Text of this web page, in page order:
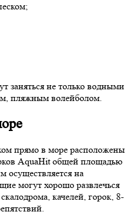
не только водными
пляжным волейболом.
прямо в море расположены
АquaHit общей площадью
осуществляется на
могут хорошо развлечься
качелей, горок, 8-